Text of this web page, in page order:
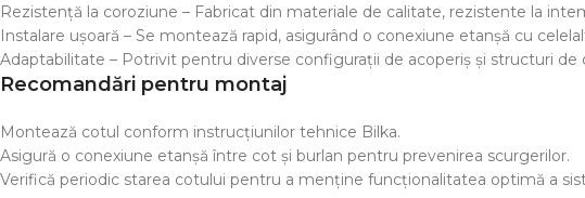
Rezistență la coroziune – Fabricat din materiale de calitate, rezistente la
Instalare ușoară – Se montează rapid, asigurând o conexiune etanșă cu
Adaptabilitate – Potrivit pentru diverse configurații de acoperiș și structuri de
Recomandări pentru montaj
Montează cotul conform instrucțiunilor tehnice Bilka.
Asigură o conexiune etanșă între cot și burlan pentru prevenirea scurgerilor.
Verifică periodic starea cotului pentru a menține funcționalitatea optimă a